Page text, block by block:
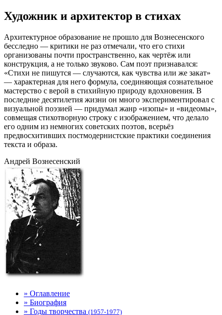
Художник и архитектор в стихах
Архитектурное образование не прошло для Вознесенского
бесследно — критики не раз отмечали, что его стихи
организованы почти пространственно, как чертёж или
конструкция, а не только звуково. Сам поэт признавался:
«Стихи не пишутся — случаются, как чувства или же закат»
— характерная для него формула, соединяющая сознательное
мастерство с верой в стихийную природу вдохновения. В
последние десятилетия жизни он много экспериментировал с
визуальной поэзией — придумал жанр «изопы» и «видеомы»,
совмещая стихотворную строку с изображением, что делало
его одним из немногих советских поэтов, всерьёз
предвосхитивших постмодернистские практики соединения
текста и образа.
Андрей Вознесенский
» Оглавление
» Биография
» Годы творчества (1957-1977)